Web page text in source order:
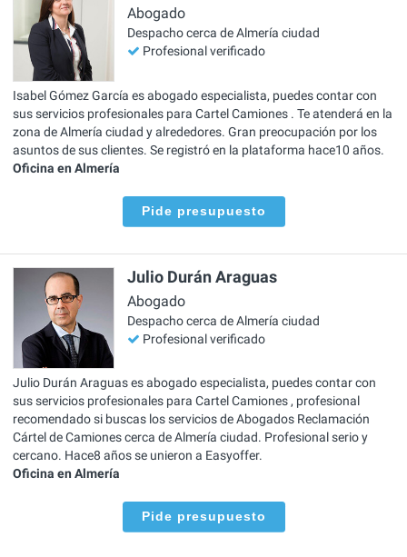
Abogado
Despacho cerca de Almería ciudad
Profesional verificado
Isabel Gómez García es abogado especialista, puedes contar con
sus servicios profesionales para Cartel Camiones . Te atenderá en la
zona de Almería ciudad y alrededores. Gran preocupación por los
asuntos de sus clientes. Se registró en la plataforma hace10 años.
Oficina en Almería
Pide presupuesto
Julio Durán Araguas
Abogado
Despacho cerca de Almería ciudad
Profesional verificado
Julio Durán Araguas es abogado especialista, puedes contar con
sus servicios profesionales para Cartel Camiones , profesional
recomendado si buscas los servicios de Abogados Reclamación
Cártel de Camiones cerca de Almería ciudad. Profesional serio y
cercano. Hace8 años se unieron a Easyoffer.
Oficina en Almería
Pide presupuesto